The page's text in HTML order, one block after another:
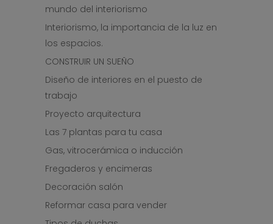
mundo del interiorismo
Interiorismo, la importancia de la luz en
los espacios.
CONSTRUIR UN SUEÑO
Diseño de interiores en el puesto de
trabajo
Proyecto arquitectura
Las 7 plantas para tu casa
Gas, vitrocerámica o inducción
Fregaderos y encimeras
Decoración salón
Reformar casa para vender